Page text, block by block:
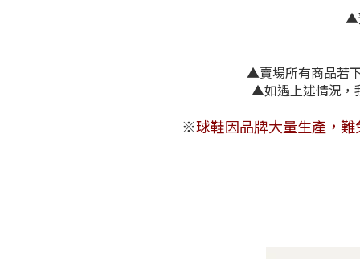
▲
▲賣場所有商品若
▲如遇上述
※球鞋因品牌大量生產，難